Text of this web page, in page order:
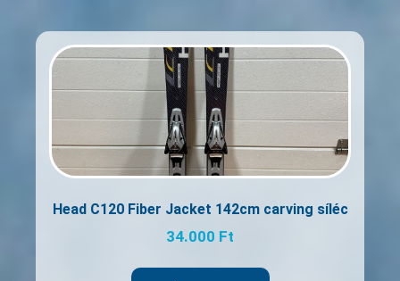
Head C120 Fiber Jacket 142cm carving síléc
34.000 Ft